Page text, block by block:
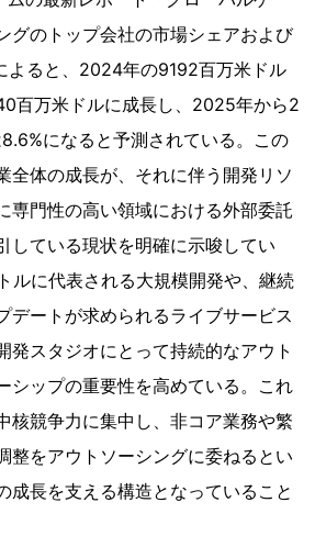
グのトップ会社の市場シェアおよび
よると、2024年の9192百万米ドル
百万米ドルに成長し、2025年から2
になると予測されている。この
全体の成長が、それに伴う開発リソ
専門性の高い領域における外部委託
している現状を明確に示唆してい
ルに代表される大規模開発や、継続
デートが求められるライブサービス
発スタジオにとって持続的なアウト
シップの重要性を高めている。これ
核競争力に集中し、非コア業務や繁
整をアウトソーシングに委ねるとい
成長を支える構造となっていること